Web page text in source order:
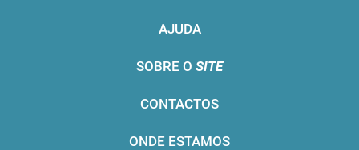
AJUDA
SOBRE O SITE
CONTACTOS
ONDE ESTAMOS